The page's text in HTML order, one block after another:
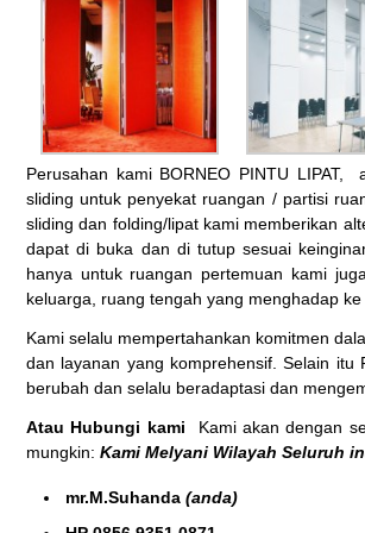
Perusahan kami BORNEO PINTU
sliding untuk penyekat ruangan / partisi
sliding dan folding/lipat kami memberikan
dapat di buka dan di tutup sesuai
hanya untuk ruangan pertemuan kami
keluarga, ruang tengah yang menghadap ke
Kami selalu mempertahankan komitmen
dan layanan yang komprehensif. Selain
berubah dan selalu beradaptasi dan
Atau Hubungi kami
Kami akan dengan
mungkin: Kami Melyani Wilayah Seluruh
mr.M.Suhanda (anda)